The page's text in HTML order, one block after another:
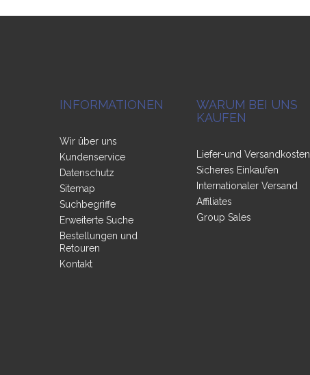
INFORMATIONEN
Wir über uns
Kundenservice
Datenschutz
Sitemap
Suchbegriffe
Erweiterte Suche
Bestellungen und
Retouren
Kontakt
WARUM BEI UNS
KAUFEN
Liefer-und Versandkosten
Sicheres Einkaufen
Internationaler Versand
Affiliates
Group Sales